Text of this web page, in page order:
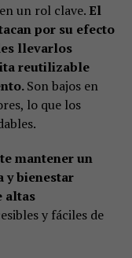
un rol clave. El
por su efecto
llevarlos
reutilizable
Son bajos en
lo que los
mantener un
y bienestar
altas
y fáciles de